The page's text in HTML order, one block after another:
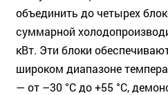
объединить до четы­рех
суммарной
кВт. Эти блоки
широком диапазоне
— от –30 °C до +55 °C,